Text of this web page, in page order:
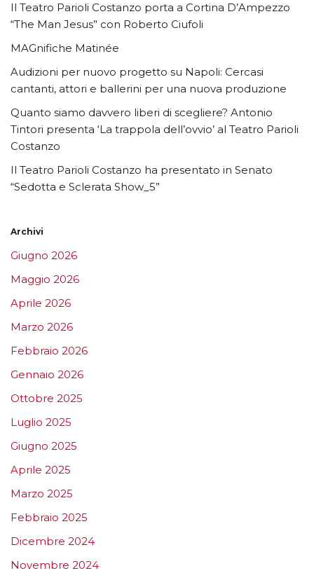
Il Teatro Parioli Costanzo porta a Cortina D’Ampezzo
“The Man Jesus” con Roberto Ciufoli
MAGnifiche Matinée
Audizioni per nuovo progetto su Napoli: Cercasi
cantanti, attori e ballerini per una nuova produzione
Quanto siamo davvero liberi di scegliere? Antonio
Tintori presenta ‘La trappola dell’ovvio’ al Teatro Parioli
Costanzo
Il Teatro Parioli Costanzo ha presentato in Senato
“Sedotta e Sclerata Show_5”
Archivi
Giugno 2026
Maggio 2026
Aprile 2026
Marzo 2026
Febbraio 2026
Gennaio 2026
Ottobre 2025
Luglio 2025
Giugno 2025
Aprile 2025
Marzo 2025
Febbraio 2025
Dicembre 2024
Novembre 2024